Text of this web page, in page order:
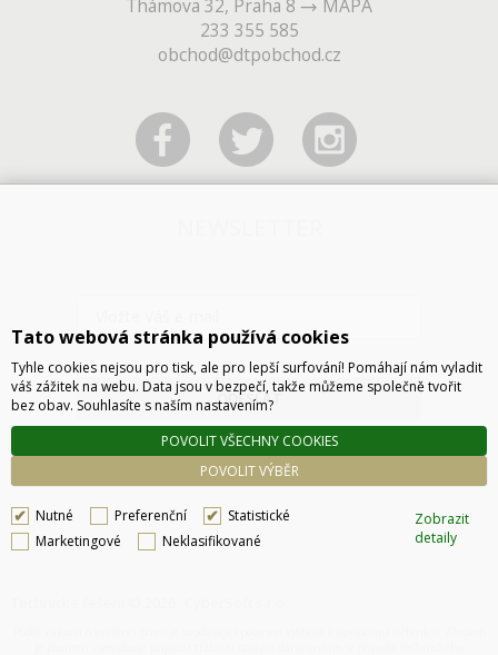
Thámova 32, Praha 8
MAPA
233 355 585
obchod@dtpobchod.cz
ODESLAT
Tato webová stránka používá cookies
Tyhle cookies nejsou pro tisk, ale pro lepší surfování! Pomáhají nám vyladit
váš zážitek na webu. Data jsou v bezpečí, takže můžeme společně tvořit
bez obav. Souhlasíte s naším nastavením?
POVOLIT VÝBĚR
POVOLIT VŠECHNY COOKIES
Nutné Preferenční
Statistické
Marketingové
Neklasifikované
Zobrazit
detaily